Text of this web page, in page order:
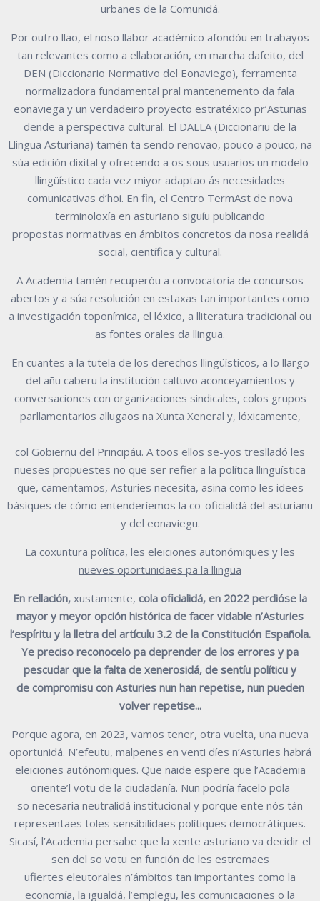
urbanes de la Comunidá.
Por outro llao, el noso llabor académico afondóu en trabayos
tan relevantes como a ellaboración, en marcha dafeito, del
DEN (Diccionario Normativo del Eonaviego), ferramenta
normalizadora fundamental pral mantenemento da fala
eonaviega yun verdadeiro proyecto estratéxico pr’Asturias
dende a perspectiva cultural. El DALLA (Diccionariu de la
Llingua Asturiana) tamén ta sendo renovao, pouco a pouco, na
súa edición dixital y ofrecendo a os sous usuarios un modelo
llingüístico cada vez miyor adaptao ás necesidades
comunicativas d’hoi. En fin, el Centro TermAst de nova
terminoloxía en asturiano siguíu publicando
propostas normativas en ámbitos concretos da nosa realidá
social, científica y cultural.
A Academia tamén recuperóu a convocatoria de concursos
abertos y a súa resolución en estaxas tan importantes como
a investigación toponímica, el léxico, a lliteratura tradicional ou
as fontes orales da llingua.
En cuantes a la tutela de los derechos llingüísticos, a lo llargo
del añu caberu la institución caltuvo aconceyamientos y
conversaciones con organizaciones sindicales, colos grupos
parllamentarios allugaos na Xunta Xeneral y, lóxicamente,
col Gobiernu del Principáu. A toos ellos se-yos treslladó les
nueses propuestes no que ser refier a la política llingüística
que, camentamos, Asturies necesita, asina como les idees
básiques de cómo entenderíemos la co-oficialidá del asturianu
ydel eonaviegu.
La coxuntura política, les eleiciones autonómiques y les
nueves oportunidaes pa la llingua
En rellación, xustamente, cola oficialidá, en 2022 perdióse la
mayor y meyor opción histórica de facer vidable n’Asturies
l’espíritu y la lletra del artículu3.2 de la Constitución Española.
Ye preciso reconocelo pa deprender de los errores y pa
pescudar que la falta de xenerosidá, de sentíu políticu y
decompromisu con Asturies nun han repetise, nun pueden
volver repetise...
Porque agora, en 2023, vamos tener, otra vuelta, una nueva
oportunidá. N’efeutu, malpenes en venti díes n’Asturies habrá
eleiciones autónomiques. Que naide espere que l’Academia
oriente’l votu de la ciudadanía. Nun podría facelo pola
so necesaria neutralidá institucional y porque ente nós tán
representaes toles sensibilidaes polítiques democrátiques.
Sicasí, l’Academia persabe que la xente asturiano va decidir el
sen del so votu en función de les estremaes
ufiertes eleutorales n’ámbitos tan importantes como la
economía, la igualdá, l’emplegu, les comunicaciones o la